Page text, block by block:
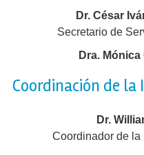
Dr. César
Secretario de
Dra.
Coordinación de
Dr.
Coordinador de